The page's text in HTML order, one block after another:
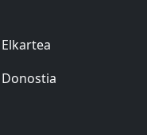
Donostia